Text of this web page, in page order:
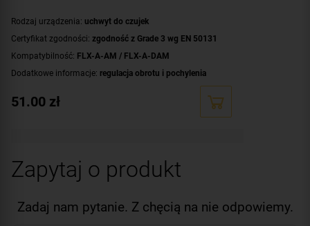
Rodzaj urządzenia: uchwyt do czujek
Certyfikat zgodności: zgodność z Grade 3 wg EN 50131
Kompatybilność: FLX-A-AM / FLX-A-DAM
Dodatkowe informacje: regulacja obrotu i pochylenia
51.00 zł
Zapytaj o produkt
Zadaj nam pytanie. Z chęcią na nie odpowiemy.